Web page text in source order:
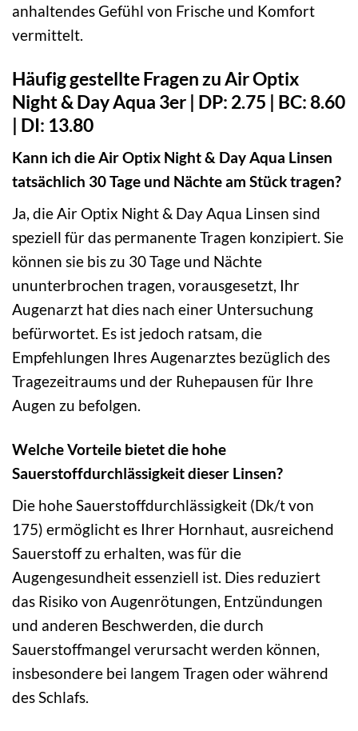
anhaltendes Gefühl von Frische und Komfort
vermittelt.
Häufig gestellte Fragen zu Air Optix
Night & Day Aqua 3er | DP: 2.75 | BC: 8.60
| DI: 13.80
Kann ich die Air Optix Night & Day Aqua Linsen
tatsächlich 30 Tage und Nächte am Stück tragen?
Ja, die Air Optix Night & Day Aqua Linsen sind
speziell für das permanente Tragen konzipiert. Sie
können sie bis zu 30 Tage und Nächte
ununterbrochen tragen, vorausgesetzt, Ihr
Augenarzt hat dies nach einer Untersuchung
befürwortet. Es ist jedoch ratsam, die
Empfehlungen Ihres Augenarztes bezüglich des
Tragezeitraums und der Ruhepausen für Ihre
Augen zu befolgen.
Welche Vorteile bietet die hohe
Sauerstoffdurchlässigkeit dieser Linsen?
Die hohe Sauerstoffdurchlässigkeit (Dk/t von
175) ermöglicht es Ihrer Hornhaut, ausreichend
Sauerstoff zu erhalten, was für die
Augengesundheit essenziell ist. Dies reduziert
das Risiko von Augenrötungen, Entzündungen
und anderen Beschwerden, die durch
Sauerstoffmangel verursacht werden können,
insbesondere bei langem Tragen oder während
des Schlafs.